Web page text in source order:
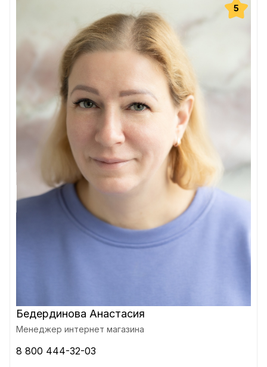
5
Бедердинова Анастасия
Менеджер интернет магазина
8 800 444-32-03